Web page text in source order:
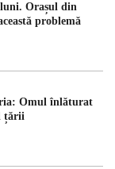
Orașul din
problemă
Omul înlăturat
țării